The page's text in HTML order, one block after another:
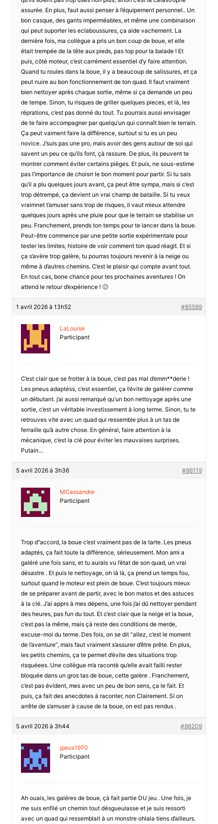
assurée. En plus, faut aussi penser à l’équipement personnel.. Un
bon casque, des gants imperméables, et même une combinaison
qui peut suporter les eclaboussures, ça aide vachement. La
dernière fois, ma collègue a pris un bon coup de boue, et elle
était trempée de la tête aux pieds, pas top pour la balade ! Et
puis, côté moteur, c’est carrément essentiel d’y faire attention.
Quand tu roules dans la boue, il y a beaucoup de salissures, et ça
peut nuire au bon fonctionnement de ton quad. Il faut vraiment
bien nettoyer après chaque sortie, même si ça demande un peu
de tempe. Sinon, tu risques de griller quelques pieces, et là, les
réprations, c’est pas donné du tout. Tu pourrais aussi envisager
de te faire accompagner par quelqu’un qui connaît bien le terrain.
Ça peut vaiment faire la différence, surtout si tu es un peu
novice. J’suis pas une pro, mais avoir des gens autour de soi qui
savent un peu ce qu’ils font, çà rassure. De plus, ils peuvent te
montrer comment éviter certains pièges. Et puis, ne sous-estime
pas l’importance de choisrr le bon moment pour partir. Si tu sais
qu’il a plu quelques jours avant, ça peut être sympa, mais si c’est
trop détrempé, ça devient un vrai champ de bataille. Si tu veux
vraimnet t’amuser sans trop de risques, il vaut mieux attendre
quelques jours après une pluie pour que le terrain se stabilise un
peu. Franchement, prends ton temps pour te lancer dans la boue.
Peut-être commence par une petite sortie expérimentale pour
tester les limites, histoire de voir comment ton quad réagit. Et si
ça s’avère trop galère, tu pourras toujours revenir à la neige ou
même à d’autres chemins. C’est le plaisir qui compte avant tout.
En tout cas, bone chance pour tes prochaines aventures ! On
attend le retour d’expérience ! 🙁
1 avril 2026 à 13h52 #85589
LaLouise
Participant
C’est clair que se frotter à la boue, c’est pas mal d’emm**derie !
Les pneus adaptéss, c’est essentiel, ça t’évite de galérer comme
un débutant. j’ai aussi remarqué qu’un bon nettoyage après une
sortie, c’est un véritable investissement à long terme. Sinon, tu te
retrouves vite avec un quad qui ressemble plus à un tas de
ferraille qu’à autre chose. En général, faire attention à la
mécanique, c’est la clé pour éviter les mauvaises surprises.
Putain…
5 avril 2026 à 3h36 #86119
MCassandre
Participant
Trop d”accord, la boue c’est vraiment pas de la tarte. Les pneus
adaptés, ça fait toute la différence, sérieusement. Mon ami a
galéré une fois sans, et tu aurais vu l’état de son quad, un vrai
désastre . Et puis le nettoyage, oh là là, ça prend un temps fou,
surtout quand le moteur est plein de boue. C’est toujours mieux
de se préparer avant de partir, avec le bon matos et des astuces
à la clé. J’ai apprs à mes dépens, une fois j’ai dû nettoyer pendant
des heures, pas fun du tout. Et c’est clair que la neige et la boue,
c’est pas la même, mais çà reste des conditions de merde,
excuse-moi du terme. Des fois, on se dit “allez, c’est le moment
de l’aventure”, mais faut vraiment s’assurer d’être prête. En plus,
les petits chemins, ça te permet d’évite des situations trop
risquéees. Une collègue m’a racontè qu’elle avait failli rester
bloquée dans un gros tas de boue, cette galère . Franchement,
c’est pas évident, mes avec un peu de bon sens, ça le fait. Et
puis, ça fait des anecdotes à raconter, non Clairement. Si on
arrête de s’amuser à cause de la boue, on est pas rendus .
5 avril 2026 à 3h44 #86209
jpeux1970
Participant
Ah ouais, les galéres de boue, çà fait partie DU jeu . Une fois, je
me suis enfilé un chemin tout désgueulasse et je suis ressorti
avec un quad qui ressemblait à un monstre ohlala tiens d’ailleurs.